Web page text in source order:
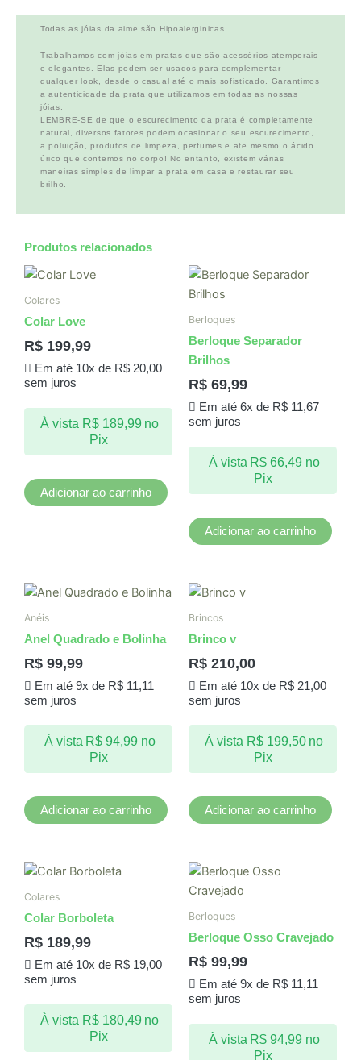
Todas as jóias da aime são Hipoalerginicas
Trabalhamos com jóias em pratas que são acessórios atemporais
e elegantes. Elas podem ser usados para complementar
qualquer look, desde o casual até o mais sofisticado. Garantimos
a autenticidade da prata que utilizamos em todas as nossas
jóias.
LEMBRE-SE de que o escurecimento da prata é completamente
natural, diversos fatores podem ocasionar o seu escurecimento,
a poluição, produtos de limpeza, perfumes e ate mesmo o ácido
úrico que contemos no corpo! No entanto, existem várias
maneiras simples de limpar a prata em casa e restaurar seu
brilho.
Produtos relacionados
Colares
Colar Love
R$ 199,99
Em até 10x de R$20,00
sem juros
À vista R$189,99 no
Pix
Adicionar ao carrinho
Berloques
Berloque Separador
Brilhos
R$ 69,99
Em até 6x de R$11,67
sem juros
À vista R$ 66,49 no
Pix
Adicionar ao carrinho
Anéis
Anel Quadrado e Bolinha
R$ 99,99
Em até 9x de R$11,11
sem juros
À vista R$ 94,99 no
Pix
Adicionar ao carrinho
Brincos
Brinco v
R$ 210,00
Em até 10x de R$21,00
sem juros
À vista R$199,50 no
Pix
Adicionar ao carrinho
Colares
Colar Borboleta
R$ 189,99
Em até 10x de R$19,00
sem juros
À vista R$180,49 no
Pix
Berloques
Berloque Osso Cravejado
R$ 99,99
Em até 9x de R$11,11
sem juros
À vista R$ 94,99 no
Pix